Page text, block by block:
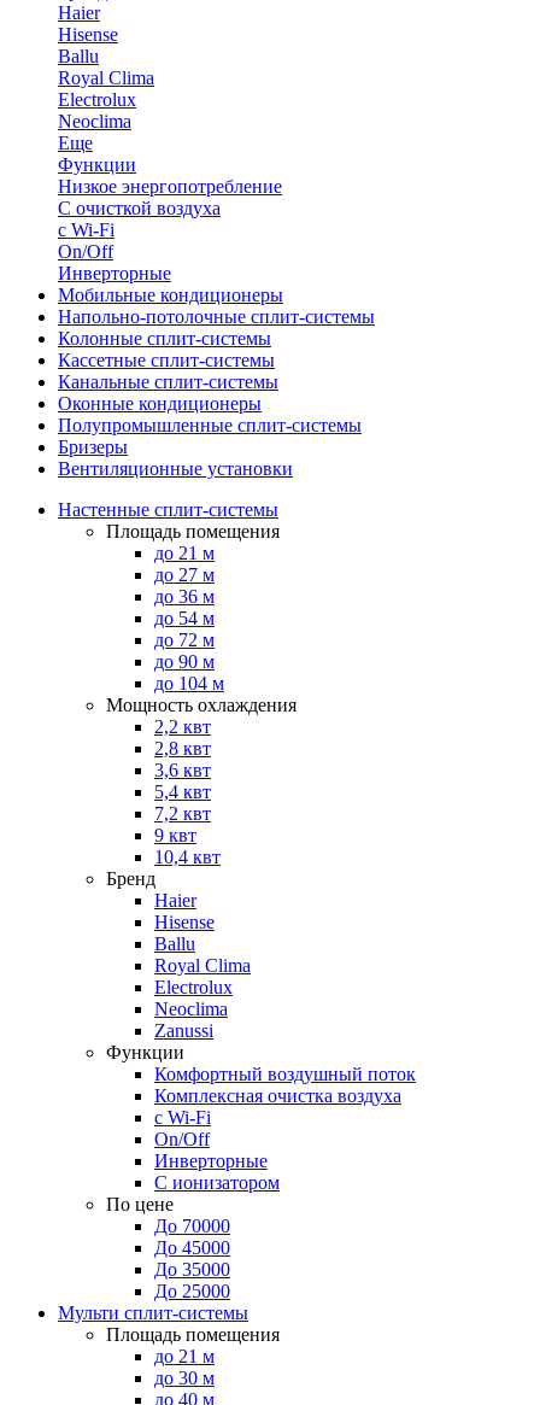
Haier
Hisense
Ballu
Royal Clima
Electrolux
Neoclima
Еще
Функции
Низкое энергопотребление
С очисткой воздуха
с Wi-Fi
On/Off
Инверторные
Мобильные кондиционеры
Напольно-потолоч​ные ​сплит-системы
Колонные ​​сплит-системы
Кассетные сплит-системы
Канальные сплит-системы
Оконные кондиционеры
Полупромышленные сплит-системы
Бризеры
Вентиляционные установки
Настенные сплит-системы
Площадь помещения
до 21 м
до 27 м
до 36 м
до 54 м
до 72 м
до 90 м
до 104 м
Мощность охлаждения
2,2 квт
2,8 квт
3,6 квт
5,4 квт
7,2 квт
9 квт
10,4 квт
Бренд
Haier
Hisense
Ballu
Royal Clima
Electrolux
Neoclima
Zanussi
Функции
Комфортный воздушный поток
Комплексная очистка воздуха
с Wi-Fi
On/Off
Инверторные
С ионизатором
По цене
До 70000
До 45000
До 35000
До 25000
Мульти сплит-системы
Площадь помещения
до 21 м
до 30 м
до 40 м